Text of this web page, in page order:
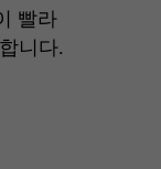
빨라
니다.